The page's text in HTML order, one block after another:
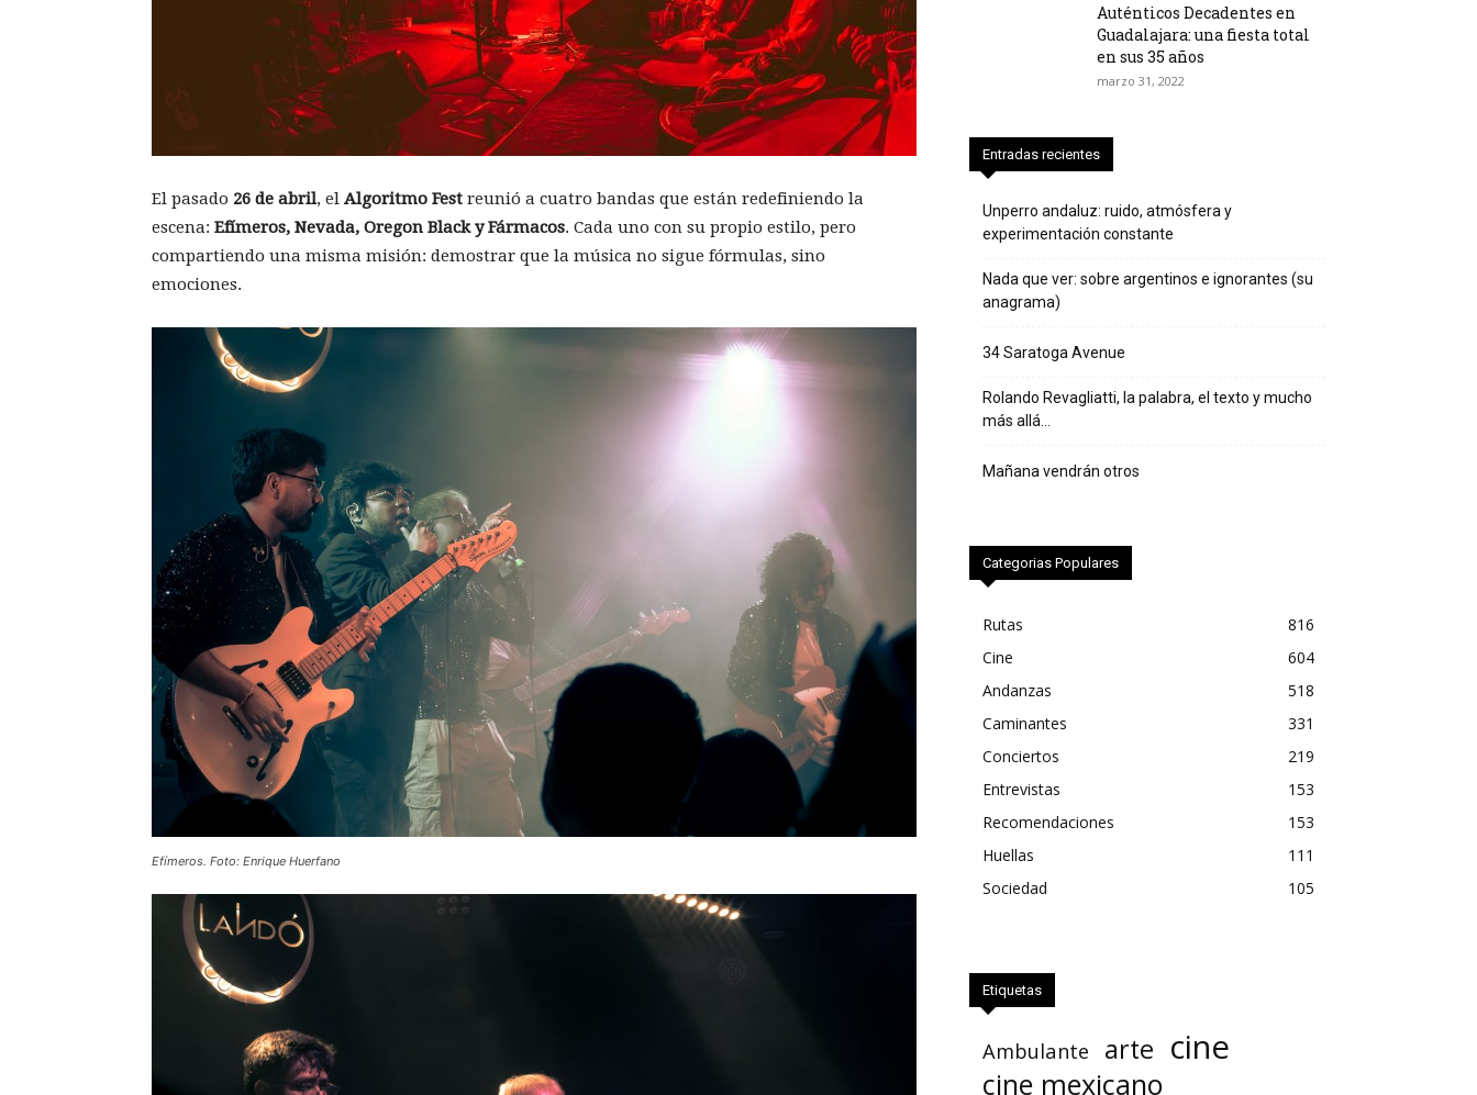
El pasado 26 de abril, el Algoritmo Fest reunió a cuatro bandas que están redefiniendo la
escena: Efímeros, Nevada, Oregon Black y Fármacos. Cada uno con su propio estilo, pero
compartiendo una misma misión: demostrar que la música no sigue fórmulas, sino
emociones.
Efímeros. Foto: Enrique Huerfano
Auténticos Decadentes en
Guadalajara: una fiesta total
en sus 35 años
marzo 31, 2022
Entradas recientes
Unperro andaluz: ruido, atmósfera y
experimentación constante
Nada que ver: sobre argentinos e ignorantes (su
anagrama)
34 Saratoga Avenue
Rolando Revagliatti, la palabra, el texto y mucho
más allá…
Mañana vendrán otros
Categorias Populares
Rutas
816
Cine
604
Andanzas
518
Caminantes
331
Conciertos
219
Entrevistas
153
Recomendaciones
153
Huellas
111
Sociedad
105
Etiquetas
Ambulante arte cine
cine mexicano